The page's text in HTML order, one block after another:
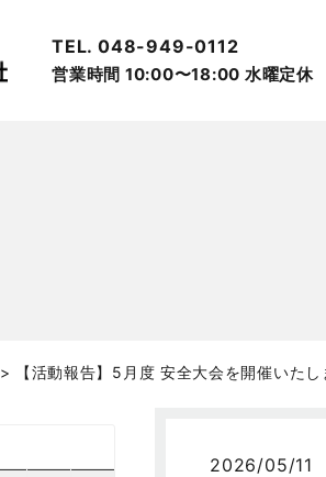
TEL. 048-949-0112
営業時間 10:00〜18:00 ⽔曜定休
> 【活動報告】5月度 安全大会を開催いたし
2026/05/11